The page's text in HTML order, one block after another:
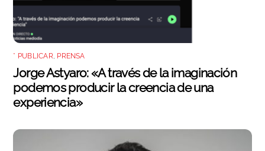
* PUBLICAR, PRENSA
Jorge Astyaro: «A través de la imaginación
podemos producir la creencia de una
experiencia»